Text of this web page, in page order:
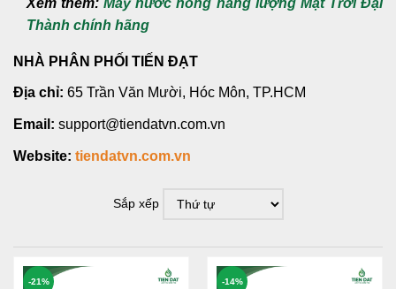
Thành chính hãng
NHÀ PHÂN PHỐI TIẾN ĐẠT
Địa chỉ: 65 Trần Văn Mười, Hóc Môn, TP.HCM
Email: support@tiendatvn.com.vn
Website: tiendatvn.com.vn
Sắp xếp
-21% -14%